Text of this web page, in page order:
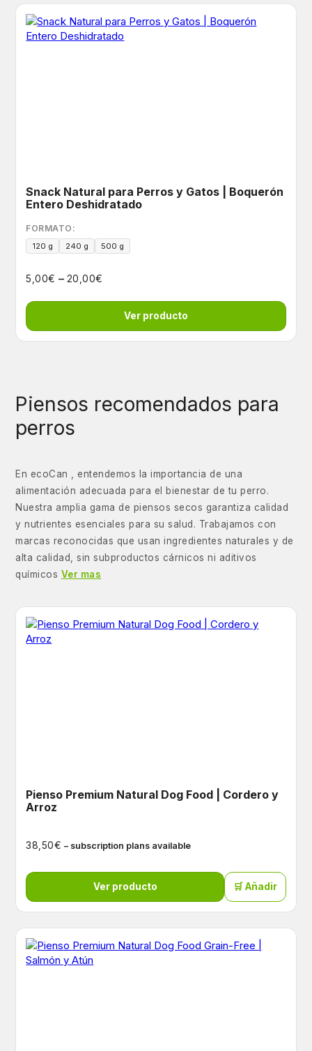
Snack Natural para Perros y Gatos | Boquerón
Entero Deshidratado
FORMATO:
120 g 240 g 500 g
5,00€ – 20,00€
Ver producto
Piensos recomendados para
perros
En ecoCan , entendemos la importancia de una
alimentación adecuada para el bienestar de tu perro.
Nuestra amplia gama de piensos secos garantiza calidad
y nutrientes esenciales para su salud. Trabajamos con
marcas reconocidas que usan ingredientes naturales y de
alta calidad, sin subproductos cárnicos ni aditivos
químicos Ver mas
Pienso Premium Natural Dog Food | Cordero y
Arroz
38,50€ – subscription plans available
Ver producto 🛒 Añadir